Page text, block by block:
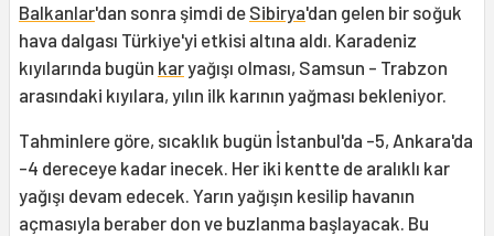
Balkanlar'dan sonra şimdi de Sibirya'dan gelen bir soğuk
hava dalgası Türkiye'yi etkisi altına aldı. Karadeniz
kıyılarında bugün karyağışı olması, Samsun - Trabzon
arasındaki kıyılara, yılın ilk karının yağması bekleniyor.
Tahminlere göre, sıcaklık bugün İstanbul'da -5, Ankara'da
-4 dereceye kadar inecek. Her iki kentte de aralıklı kar
yağışı devam edecek. Yarın yağışın kesilip havanın
açmasıyla beraber don ve buzlanma başlayacak. Bu